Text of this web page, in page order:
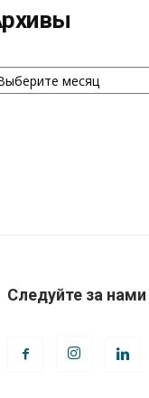
Следуйте за нами